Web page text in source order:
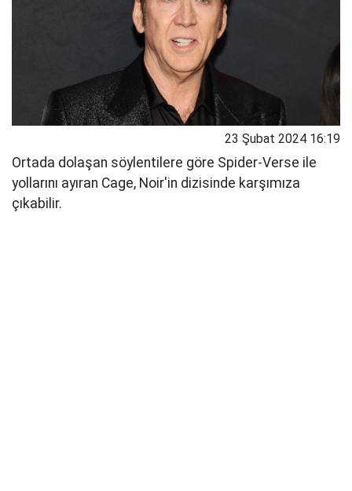
23 Şubat 2024 16:19
Ortada dolaşan söylentilere göre Spider-Verse ile
yollarını ayıran Cage, Noir'in dizisinde karşımıza
çıkabilir.